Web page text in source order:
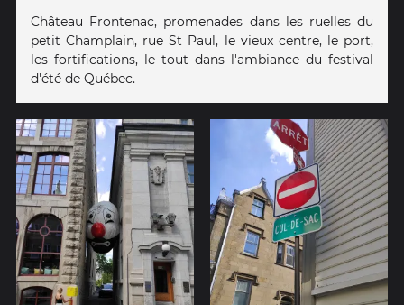
Château Frontenac, promenades dans les ruelles du
petit Champlain, rue St Paul, le vieux centre, le port,
les fortifications, le tout dans l'ambiance du festival
d'été de Québec.